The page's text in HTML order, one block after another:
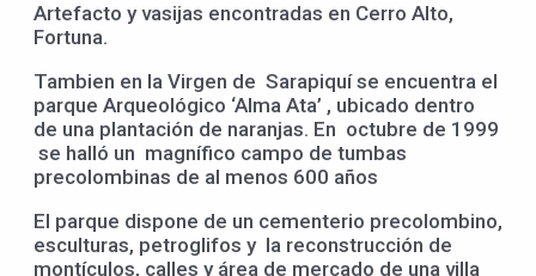
Artefacto y vasijas encontradas en Cerro Alto,
Fortuna.
Tambien en la Virgen de Sarapiquí se encuentra el
parque Arqueológico ‘Alma Ata’ , ubicado dentro
de una plantación de naranjas. En octubre de 1999
se halló un magnífico campo de tumbas
precolombinas de al menos 600 años
El parque dispone de un cementerio precolombino,
esculturas, petroglifos y la reconstrucción de
montículos, calles y área de mercado de una villa